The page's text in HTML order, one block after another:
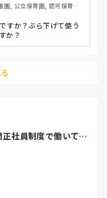
, 公立保育園, 認可保育園,
すか？ぶら下げて使う
か？
社員制度で働いてる
？